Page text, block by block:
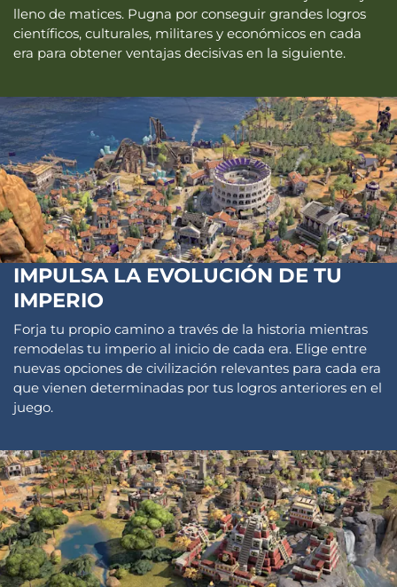
lleno de matices. Pugna por conseguir grandes logros
científicos, culturales, militares y económicos en cada
era para obtener ventajas decisivas en la siguiente.
IMPULSA LA EVOLUCIÓN DE TU
IMPERIO
Forja tu propio camino a través de la historia mientras
remodelas tu imperio al inicio de cada era. Elige entre
nuevas opciones de civilización relevantes para cada era
que vienen determinadas por tus logros anteriores en el
juego.